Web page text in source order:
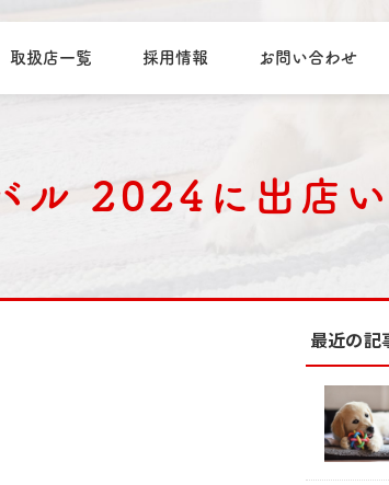
取扱店一覧 採用情報 お問い合わせ
ル 2024に出店い
最近の記